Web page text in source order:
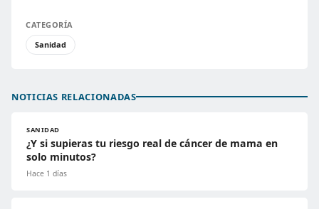
CATEGORÍA
Sanidad
NOTICIAS RELACIONADAS
SANIDAD
¿Y si supieras tu riesgo real de cáncer de mama en
solo minutos?
Hace 1 días